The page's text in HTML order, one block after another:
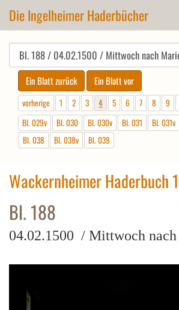
Die Ingelheimer Haderbücher
vorherige 1 2 3 4 5 6 7 8 9
Bl. 029v
Bl. 030 Bl. 030v Bl. 031 Bl. 031v
Bl. 038
Bl. 038v Bl. 039
Wackernheimer Haderbuch
Bl. 188
04.02.1500 / Mittwoch